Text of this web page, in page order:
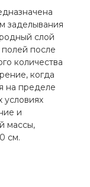
заделывания
слой
после
количества
когда
на пределе
условиях
и
массы,
см.